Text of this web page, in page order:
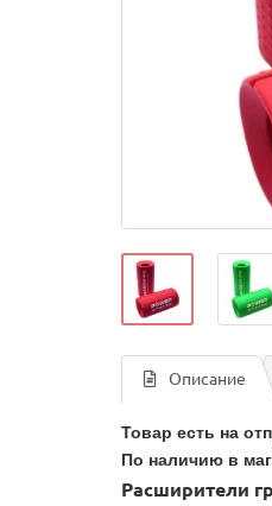
Описание
Товар есть на
По наличию в
Расширители